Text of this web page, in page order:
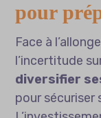
pour
Face à
l’incertitude
diversifier
pour sécuriser